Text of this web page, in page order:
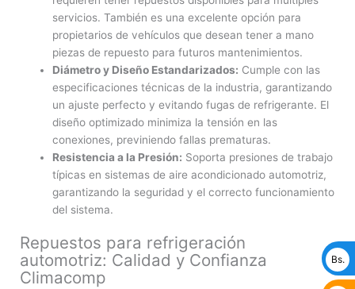
servicios. También es una excelente opción para
propietarios de vehículos que desean tener a mano
piezas de repuesto para futuros mantenimientos.
Diámetro y Diseño Estandarizados: Cumple con las
especificaciones técnicas de la industria, garantizando
un ajuste perfecto y evitando fugas de refrigerante. El
diseño optimizado minimiza la tensión en las
conexiones, previniendo fallas prematuras.
Resistencia a la Presión: Soporta presiones de trabajo
típicas en sistemas de aire acondicionado automotriz,
garantizando la seguridad y el correcto funcionamiento
del sistema.
Repuestos para refrigeración
automotriz: Calidad y Confianza
Climacomp
Bs.